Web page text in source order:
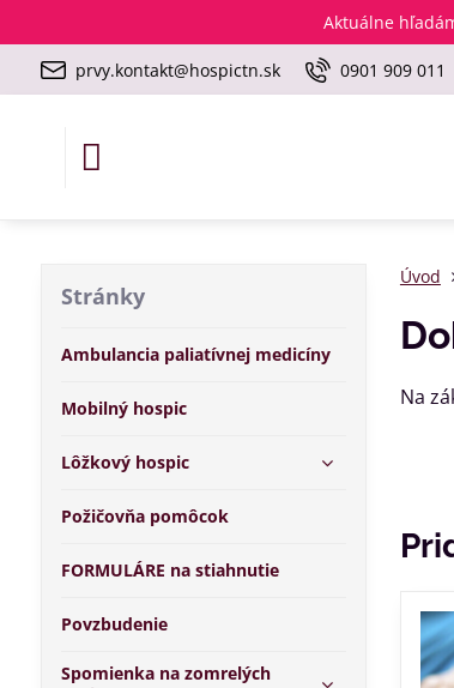
Aktuálne
prvy.kontakt@hospictn.sk 0901 909 011
Úvod
Na
Stránky
Ambulancia paliatívnej medicíny
Mobilný hospic
Lôžkový hospic
Požičovňa pomôcok
FORMULÁRE na stiahnutie
Povzbudenie
Spomienka na zomrelých